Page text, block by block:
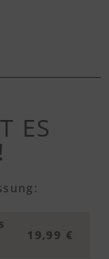
ES
19,99 €